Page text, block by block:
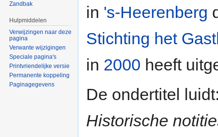
in 's-Heerenberg
Stichting het
in 2000 heeft
De ondertitel
Historische
Zandbak
Hulpmiddelen
Verwijzingen naar deze
pagina
Verwante wijzigingen
Speciale pagina's
Printvriendelijke versie
Permanente koppeling
Paginagegevens